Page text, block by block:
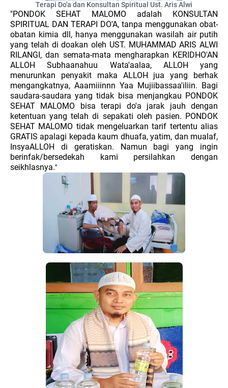
Terapi Do'a dan Konsultan Spiritual Ust. Aris Alwi
"PONDOK SEHAT MALOMO adalah KONSULTAN
SPIRITUAL DAN TERAPI DO'A, tanpa menggunakan obat-
obatan kimia dll, hanya menggunakan wasilah air putih
yang telah di doakan oleh UST. MUHAMMAD ARIS ALWI
RILANGI, dan semata-mata mengharapkan KERIDHO'AN
ALLOH Subhaanahuu Wata'aalaa, ALLOH yang
menurunkan penyakit maka ALLOH jua yang berhak
mengangkatnya, Aaamiiinnn Yaa Mujiibassaa'iliin. Bagi
saudara-saudara yang tidak bisa menjangkau PONDOK
SEHAT MALOMO bisa terapi do'a jarak jauh dengan
ketentuan yang telah di sepakati oleh pasien. PONDOK
SEHAT MALOMO tidak mengeluarkan tarif tertentu alias
GRATIS apalagi kepada kaum dhuafa, yatim, dan mualaf,
InsyaALLOH di geratiskan. Namun bagi yang ingin
berinfak/bersedekah kami persilahkan dengan
seikhlasnya."